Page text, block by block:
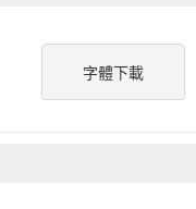
字體下載